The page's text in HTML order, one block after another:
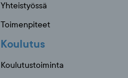
Yhteistyössä
Toimenpiteet
Koulutus
Koulutustoiminta